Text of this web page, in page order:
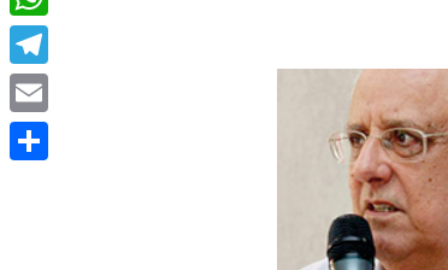
WhatsApp
Telegram
Email